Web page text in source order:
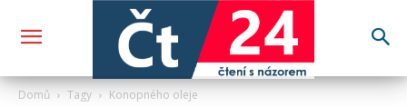
Domů Tagy Konopného oleje